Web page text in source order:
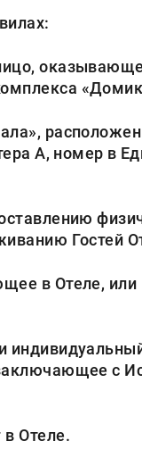
А, номер в
Гостей
в Отеле,
с
в Отеле.